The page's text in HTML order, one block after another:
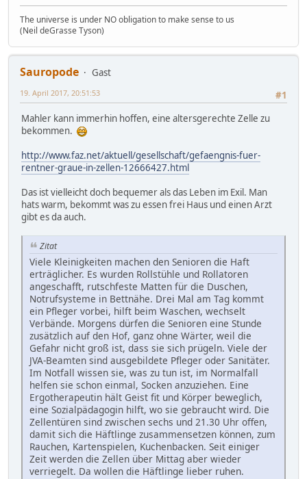
The universe is under NO obligation to make sense to us
(Neil deGrasse Tyson)
Sauropode
Gast
#1
19. April 2017, 20:51:53
Mahler kann immerhin hoffen, eine altersgerechte Zelle zu
bekommen.
http://www.faz.net/aktuell/gesellschaft/gefaengnis-fuer-
rentner-graue-in-zellen-12666427.html
Das ist vielleicht doch bequemer als das Leben im Exil. Man
hats warm, bekommt was zu essen frei Haus und einen Arzt
gibt es da auch.
Zitat
Viele Kleinigkeiten machen den Senioren die Haft
erträglicher. Es wurden Rollstühle und Rollatoren
angeschafft, rutschfeste Matten für die Duschen,
Notrufsysteme in Bettnähe. Drei Mal am Tag kommt
ein Pfleger vorbei, hilft beim Waschen, wechselt
Verbände. Morgens dürfen die Senioren eine Stunde
zusätzlich auf den Hof, ganz ohne Wärter, weil die
Gefahr nicht groß ist, dass sie sich prügeln. Viele der
JVA-Beamten sind ausgebildete Pfleger oder Sanitäter.
Im Notfall wissen sie, was zu tun ist, im Normalfall
helfen sie schon einmal, Socken anzuziehen. Eine
Ergotherapeutin hält Geist fit und Körper beweglich,
eine Sozialpädagogin hilft, wo sie gebraucht wird. Die
Zellentüren sind zwischen sechs und 21.30 Uhr offen,
damit sich die Häftlinge zusammensetzen können, zum
Rauchen, Kartenspielen, Kuchenbacken. Seit einiger
Zeit werden die Zellen über Mittag aber wieder
verriegelt. Da wollen die Häftlinge lieber ruhen.